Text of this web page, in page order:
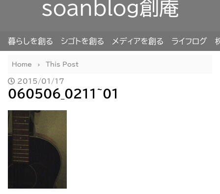
soanblog創庵
暮らしを創る シゴトを創る メディアを創る ライフログ
Home This Post
2015/01/17
060506_0211~01